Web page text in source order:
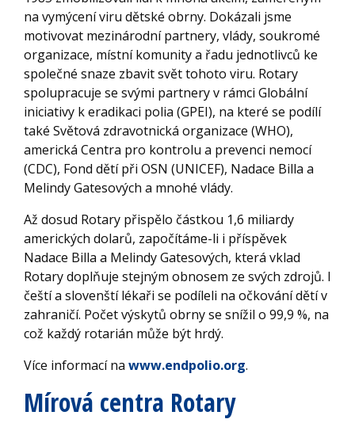
na vymýcení viru dětské obrny. Dokázali jsme
motivovat mezinárodní partnery, vlády, soukromé
organizace, místní komunity a řadu jednotlivců ke
společné snaze zbavit svět tohoto viru. Rotary
spolupracuje se svými partnery v rámci Globální
iniciativy k eradikaci polia (GPEI), na které se podílí
také Světová zdravotnická organizace (WHO),
americká Centra pro kontrolu a prevenci nemocí
(CDC), Fond dětí při OSN (UNICEF), Nadace Billa a
Melindy Gatesových a mnohé vlády.
Až dosud Rotary přispělo částkou 1,6 miliardy
amerických dolarů, započítáme-li i příspěvek
Nadace Billa a Melindy Gatesových, která vklad
Rotary doplňuje stejným obnosem ze svých zdrojů. I
čeští a slovenští lékaři se podíleli na očkování dětí v
zahraničí. Počet výskytů obrny se snížil o 99,9 %, na
což každý rotarián může být hrdý.
Více informací na www.endpolio.org.
Mírová centra Rotary